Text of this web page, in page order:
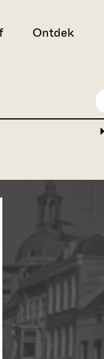
Ontdek